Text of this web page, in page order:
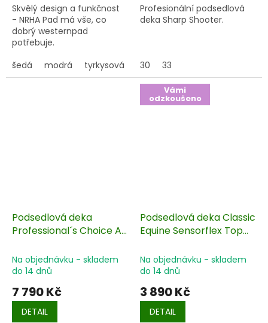
Skvělý design a funkčnost
- NRHA Pad má vše, co
dobrý westernpad
potřebuje.
šedá
modrá tyrkysová fialová
Profesionální podsedlová
deka Sharp Shooter.
30 33
Podsedlová deka
Professional´s Choice Air
Na objednávku - skladem
do 14 dnů
7 790 Kč
DETAIL
Vámi
odzkoušeno
Podsedlová deka Classic
Equine Sensorflex Top
Na objednávku - skladem
do 14 dnů
3 890 Kč
DETAIL